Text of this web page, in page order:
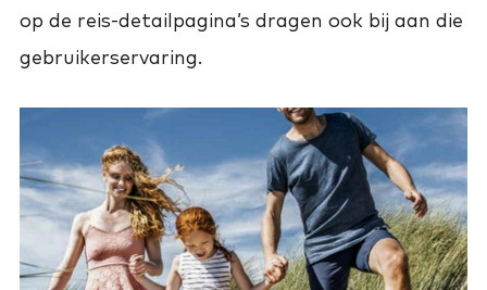
op de reis-detailpagina’s dragen ook bij aan die
gebruikerservaring.